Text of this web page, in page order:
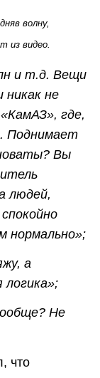
волну,
из видео.
и т.д. Вещи
никак не
где,
Поднимает
Вы
людей,
нормально»;
а
Не
что